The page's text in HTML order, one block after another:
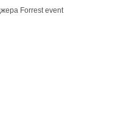
Forrest event